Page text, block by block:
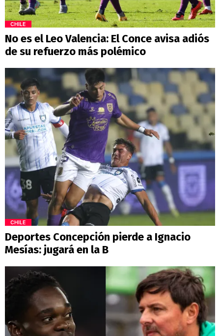
CHILE
No es el Leo Valencia: El Conce avisa adiós
de su refuerzo más polémico
CHILE
Deportes Concepción pierde a Ignacio
Mesías: jugará en la B